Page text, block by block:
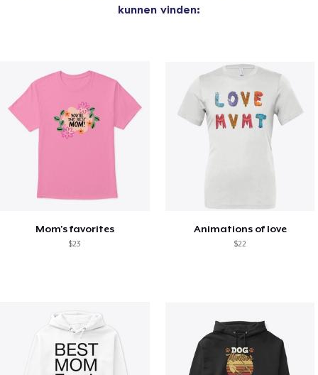
kunnen vinden:
Mom's favorites
$23
Animations of love
$22